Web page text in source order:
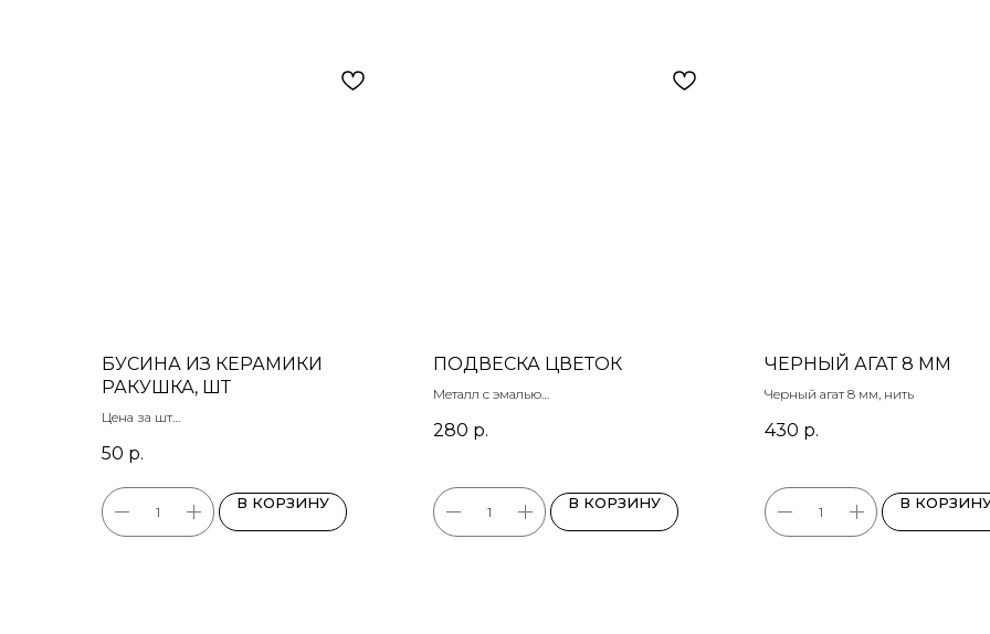
БУСИНА ИЗ КЕРАМИКИ
РАКУШКА, ШТ
Цена за шт
Розовый
50 р.
В КОРЗИНУ
ПОДВЕСКА ЦВЕТОК
Металл с эмалью
280 р.
В КОРЗИНУ
ЧЕРНЫЙ АГАТ 8 ММ
Черный агат 8 мм, нить
430 р.
В